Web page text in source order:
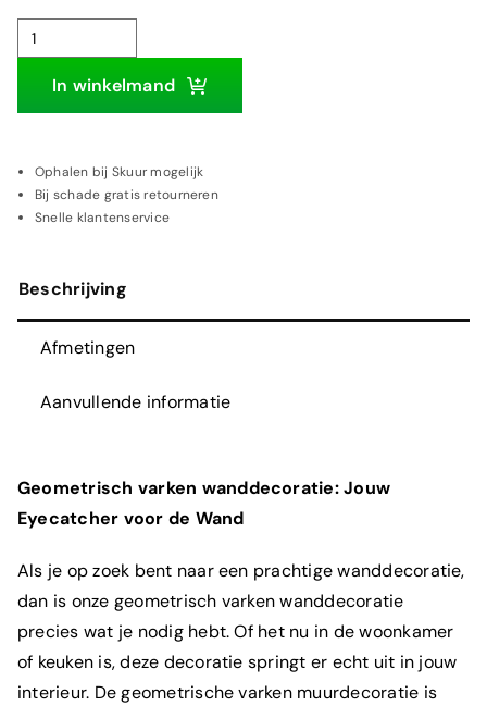
Geometrisch
varken.
aantal
In winkelmand
Ophalen bij Skuur mogelijk
Bij schade gratis retourneren
Snelle klantenservice
Beschrijving
Afmetingen
Aanvullende informatie
Geometrisch varken wanddecoratie: Jouw
Eyecatcher voor de Wand
Als je op zoek bent naar een prachtige wanddecoratie,
dan is onze geometrisch varken wanddecoratie
precies wat je nodig hebt. Of het nu in de woonkamer
of keuken is, deze decoratie springt er echt uit in jouw
interieur. De geometrische varken muurdecoratie is